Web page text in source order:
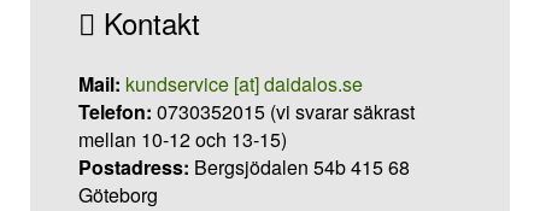
Kontakt
Mail: kundservice [at] daidalos.se
Telefon: 0730352015 (vi svarar säkrast
mellan 10-12 och 13-15)
Postadress: Bergsjödalen 54b 415 68
Göteborg